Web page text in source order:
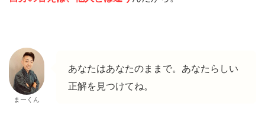
まーくん
あなたはあなたのままで。あなたらしい
正解を見つけてね。